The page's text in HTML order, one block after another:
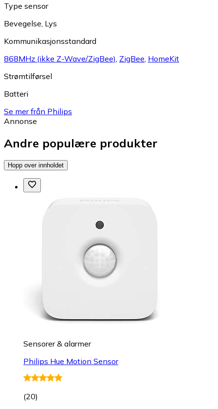
Type sensor
Bevegelse Lys
Kommunikasjonsstandard
868MHz (ikke Z-Wave/ZigBee) ZigBee HomeKit
Strømtilførsel
Batteri
Se mer från Philips
Annonse
Andre populære produkter
Hopp over innholdet
Sensorer & alarmer
Philips Hue Motion Sensor
(20)